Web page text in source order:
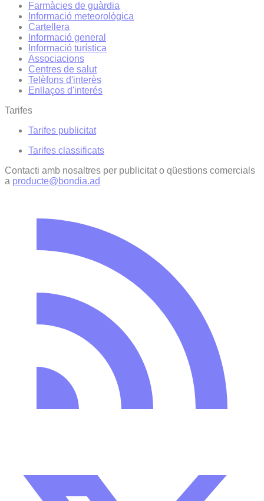
Farmàcies de guàrdia
Informació meteorològica
Cartellera
Informació general
Informació turística
Associacions
Centres de salut
Telèfons d'interès
Enllaços d'interés
Tarifes
Tarifes publicitat
Tarifes classificats
Contacti amb nosaltres per publicitat o qüestions comercials
a producte@bondia.ad